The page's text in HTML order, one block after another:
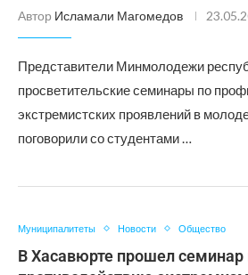
Автор Исламали Магомедов
Представители Минмолодежи
просветительские семинары по
экстремистских проявлений в
поговорили со студентами …
Муниципалитеты Новости Общество
В Хасавюрте прошел семинар